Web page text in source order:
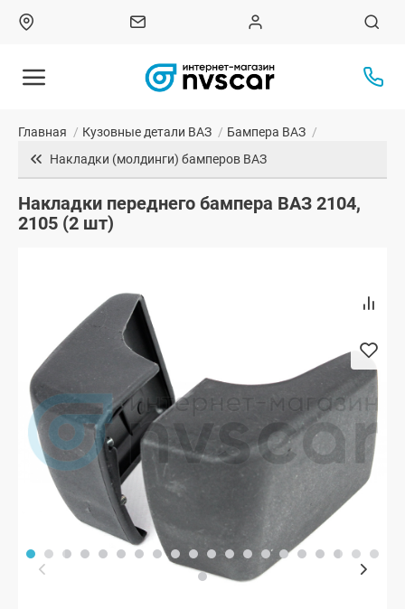
Главная / Кузовные детали ВАЗ / Бампера ВАЗ /
Накладки (молдинги) бамперов ВАЗ
Накладки переднего бампера ВАЗ 2104,
2105 (2 шт)